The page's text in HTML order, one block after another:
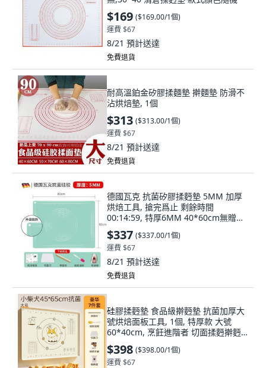
$169 ($169.00/1個)
運費 $67
8/21 預計送達
免費退貨
耐高溫鉑金矽膠揉麵墊 擀麵墊 防滑不
沾烘焙墊, 1個
$313 ($313.00/1個)
運費 $67
8/21 預計送達
免費退貨
德國瓦克 抗菌矽膠揉麪墊 5MM 加厚
烘焙工具, 搶完爲止 剩餘時間
00:14:59, 特厚6MM 40*60cm無贈品,
1個
$337 ($337.00/1個)
運費 $67
8/21 預計送達
免費退貨
硅膠揉麪墊 食品級擀麪墊 抗菌加厚大
號烘焙面板工具, 1個, 特厚款 大號
60*40cm, 烹飪進階者 切面揉麪擀麪
+刀
$398 ($398.00/1個)
運費 $67